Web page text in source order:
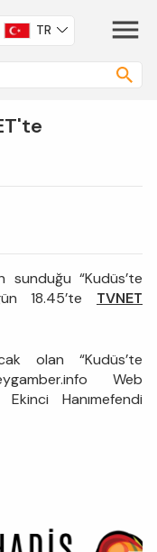
TR
sunduğu “Kudüs’te
18.45’te TVNET
olan “Kudüs’te
Web
Ekinci Hanımefendi